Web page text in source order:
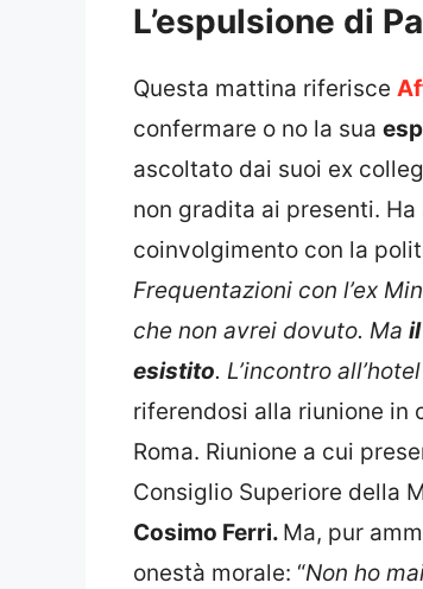
L’espulsione di
Questa mattina riferisce
confermare o no la sua
ascoltato dai suoi ex
non gradita ai presenti.
coinvolgimento con la
Frequentazioni con l’ex
che non avrei dovuto. Ma
esistito. L’incontro all’hotel
riferendosi alla riunione in
Roma. Riunione a cui
Consiglio Superiore della
Cosimo Ferri. Ma, pur
onestà morale: “Non ho